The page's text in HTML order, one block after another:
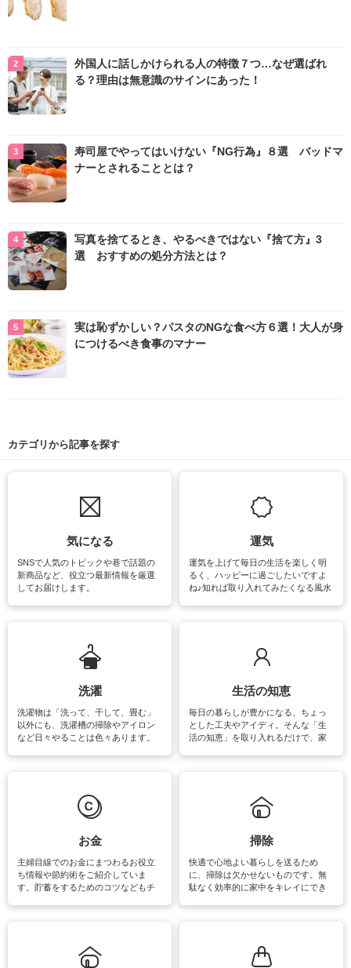
外国人に話しかけられる人の特徴７つ…なぜ選ばれ
る？理由は無意識のサインにあった！
寿司屋でやってはいけない『NG行為』８選 バッドマ
ナーとされることとは？
写真を捨てるとき、やるべきではない『捨て方』3
選 おすすめの処分方法とは？
実は恥ずかしい？パスタのNGな食べ方６選！大人が身
につけるべき食事のマナー
カテゴリから記事を探す
気になる
SNSで人気のトピックや巷で話題の
新商品など、役立つ最新情報を厳選
してお届けします。
運気
運気を上げて毎日の生活を楽しく明
るく、ハッピーに過ごしたいですよ
ね♪知れば取り入れてみたくなる風水
洗濯
洗濯物は「洗って、干して、畳む」
以外にも、洗濯槽の掃除やアイロン
など日々やることは色々あります。
マットなどの大きな洗濯物も、正し
い洗い方をすれば自宅で洗うことが
報やお悩み解消のための情報をご紹
生活の知恵
毎日の暮らしが豊かになる、ちょっ
とした工夫やアイディ。そんな「生
活の知恵」を取り入れるだけで、家
お金
主婦目線でのお金にまつわるお役立
ち情報や節約術をご紹介していま
す。貯蓄をするためのコツなどもチ
掃除
快適で心地よい暮らしを送るため
に、掃除は欠かせないものです。無
駄なく効率的に家中をキレイにでき
るお悩みを解消できるお役立ち情報
がたくさんあります。